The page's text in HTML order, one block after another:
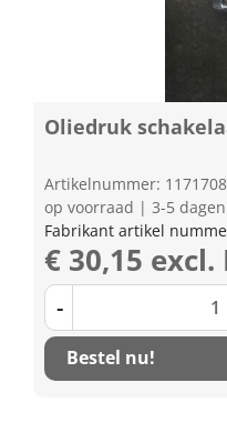
Oliedruk
Artikelnummer: 1171708
op voorraad | 3-5
Fabrikant artikel
€ 30,15 excl.
-
Bestel nu!